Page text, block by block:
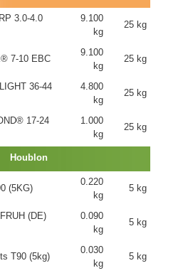
3.0-4.0
9.100
kg
25 kg
7-10 EBC
9.100
kg
25 kg
36-44
4.800
kg
25 kg
17-24
1.000
kg
25 kg
Houblon
(5KG)
0.220
kg
5 kg
(DE)
0.090
kg
5 kg
T90 (5kg)
0.030
kg
5 kg